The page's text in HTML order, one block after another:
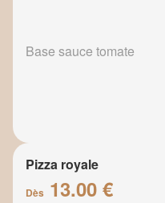
Base sauce tomate
Pizza royale
Dès 13.00 €